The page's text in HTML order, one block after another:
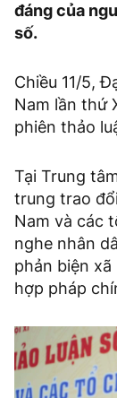
đáng của
số.
Chiều 11/5,
Nam lần thứ
phiên thảo
Tại Trung
trung trao
Nam và các
nghe nhân
phản biện xã
hợp pháp